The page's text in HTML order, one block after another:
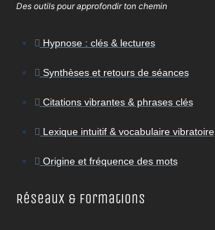
Des outils pour approfondir ton chemin
Hypnose : clés & lectures
Synthèses et retours de séances
Citations vibrantes & phrases clés
Lexique intuitif & vocabulaire vibratoire
Origine et fréquence des mots
Réseaux & Formations